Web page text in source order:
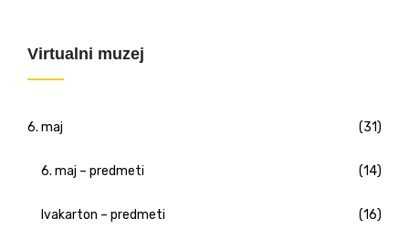
Virtualni muzej
6. maj (31)
6. maj – predmeti (14)
Ivakarton – predmeti (16)